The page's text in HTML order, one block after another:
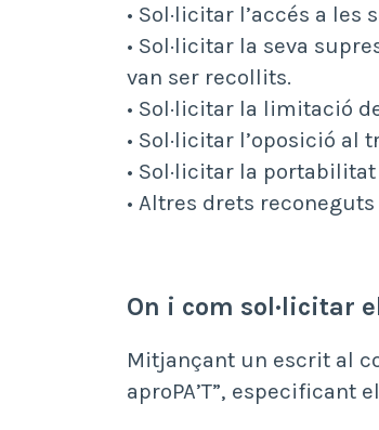
• Sol·licitar l’accés a
• Sol·licitar la seva
van ser recollits.
• Sol·licitar la limitació
• Sol·licitar l’oposició
• Sol·licitar la
• Altres drets
On i com sol·licitar
Mitjançant un escrit al
aproPA’T”, especificant